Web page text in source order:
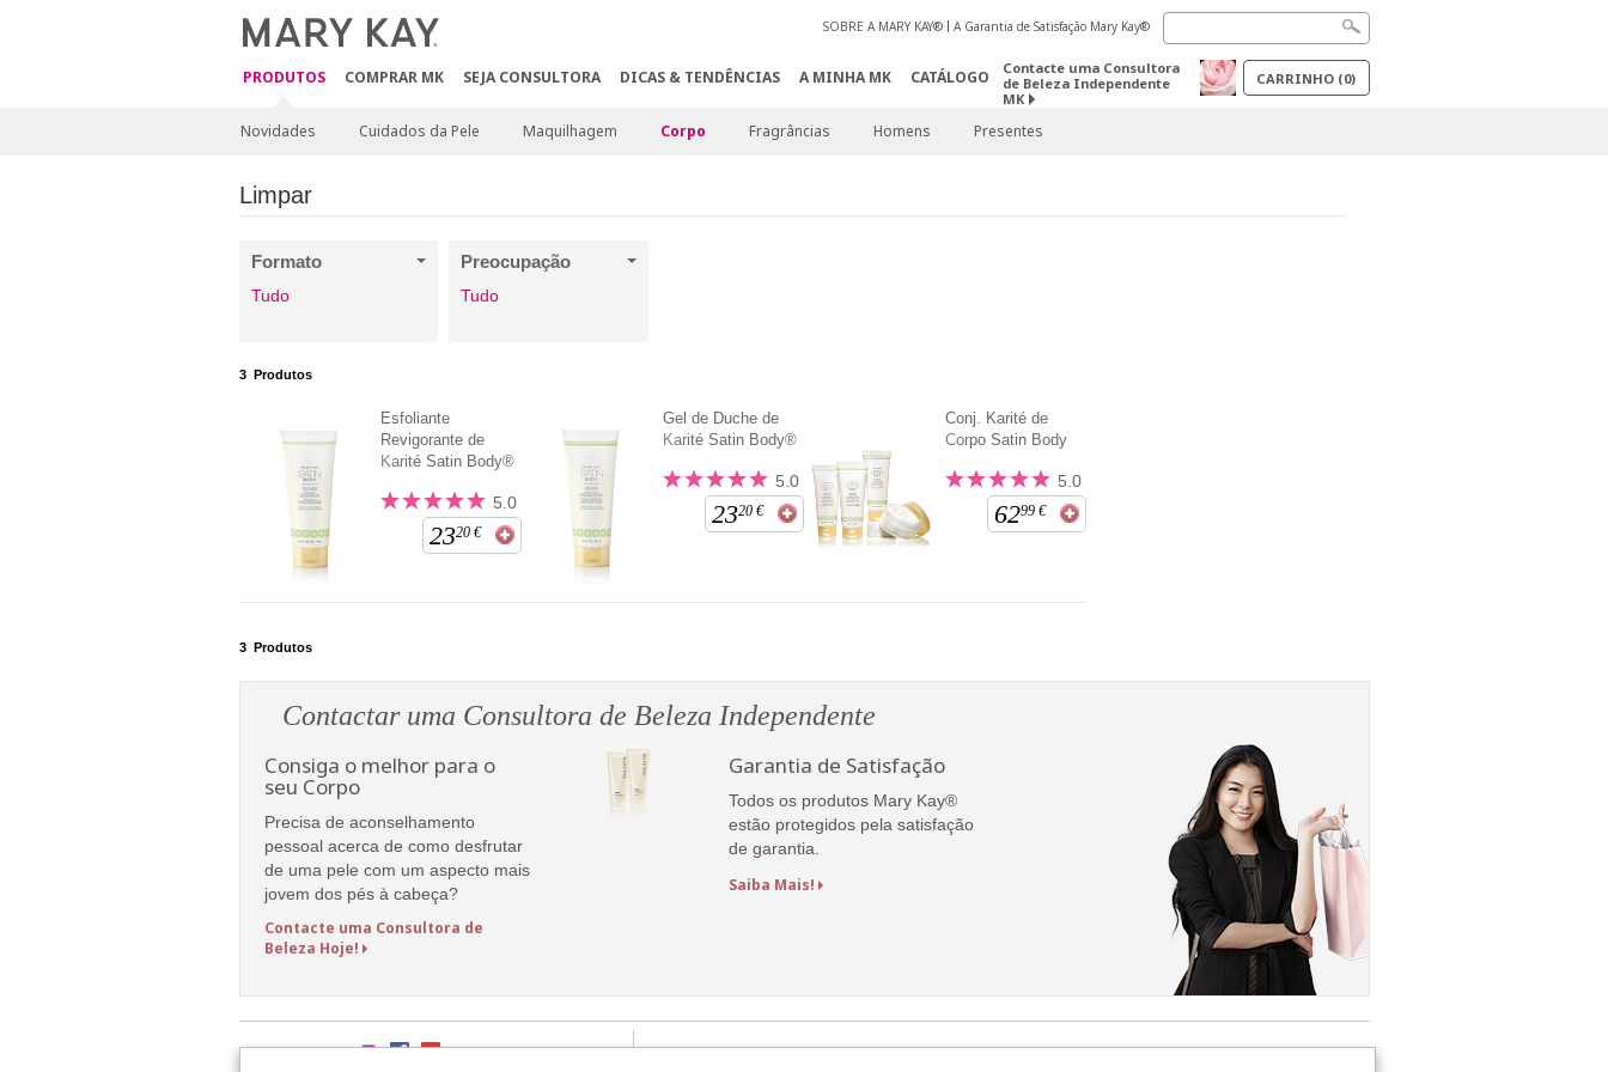
PRODUTOS COMPRAR MK SEJA CONSULTORA DICAS & TENDÊNCIAS A MINHA MK CATÁLOGO
SOBRE A MARY KAY® A Garantia de Satisfação Mary Kay®
Contacte uma Consultora
de Beleza Independente
MK
CARRINHO (0)
Novidades Cuidados da Pele Maquilhagem Corpo Fragrâncias Homens Presentes
Limpar
Formato
Tudo
Preocupação
Tudo
3Produtos
Esfoliante
Revigorante de
Karité Satin Body®
5.0
2320 €
Gel de Duche de
Karité Satin Body®
5.0
2320 €
Conj. Karité de
Corpo Satin Body
5.0
6299 €
3Produtos
Contactar uma Consultora de Beleza Independente
Consiga o melhor para o
seu Corpo
Precisa de aconselhamento
pessoal acerca de como desfrutar
de uma pele com um aspecto mais
jovem dos pés à cabeça?
Contacte uma Consultora de
Beleza Hoje!
Garantia de Satisfação
Todos os produtos Mary Kay®
estão protegidos pela satisfação
de garantia.
Saiba Mais!
Siga a Mary Kay Beleza Digital Catálogos Online Contacte a Mary Kay CONTRATO NOVA CONSULTORA